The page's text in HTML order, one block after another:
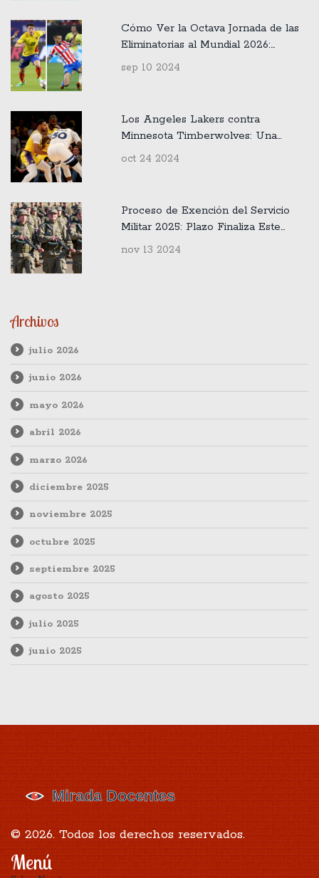
Cómo Ver la Octava Jornada de las
Eliminatorias al Mundial 2026:
Horarios y Canales en Colombia
sep 10 2024
Los Angeles Lakers contra
Minnesota Timberwolves: Una
Apertura de Temporada NBA
oct 24 2024
Proceso de Exención del Servicio
Militar 2025: Plazo Finaliza Este
Miércoles
nov 13 2024
Archivos
julio 2026
junio 2026
mayo 2026
abril 2026
marzo 2026
diciembre 2025
noviembre 2025
octubre 2025
septiembre 2025
agosto 2025
julio 2025
junio 2025
© 2026. Todos los derechos reservados.
Menú